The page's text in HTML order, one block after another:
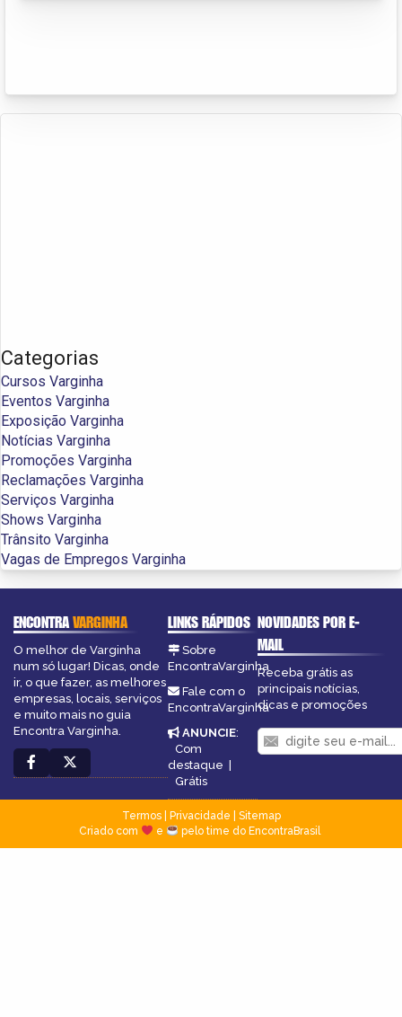
Categorias
Cursos Varginha
Eventos Varginha
Exposição Varginha
Notícias Varginha
Promoções Varginha
Reclamações Varginha
Serviços Varginha
Shows Varginha
Trânsito Varginha
Vagas de Empregos Varginha
ENCONTRAVARGINHA
O melhor de Varginha
num só lugar! Dicas, onde
ir, o que fazer, as melhores
empresas, locais, serviços
e muito mais no guia
Encontra Varginha.
LINKS RÁPIDOS
Sobre
EncontraVarginha
Fale com o
EncontraVarginha
ANUNCIE:
Com
destaque |
Grátis
NOVIDADES POR E-
MAIL
Receba grátis as
principais notícias,
dicas e promoções
Termos| Privacidade
Sitemap
Criado com
e pelo time do EncontraBrasil